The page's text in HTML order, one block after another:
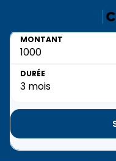
MONTANT
DURÉE